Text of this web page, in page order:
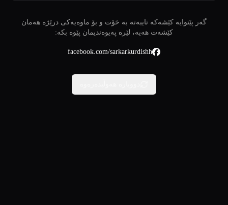
گەر پێتوایە کێشەکە تایبەتە بە خۆت و بۆ ماوەیەکی درێژە هەمان
کێشەت هەیە، لێرە پەیوەندیمان پێوە بکە:
facebook.com/sarkarkurdishh